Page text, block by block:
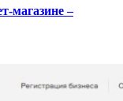
магазине –